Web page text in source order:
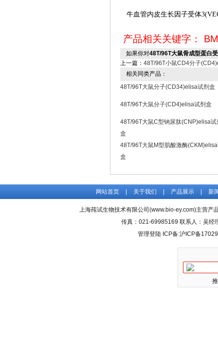
牛血管内皮生长因子受体
产品相关关键字：
如果你对48T/96T大鼠骨成型蛋白
上一篇： 48T/96T小鼠CD4分子
相关同类产品：
48T/96T大鼠分子(CD34)elisa试剂盒
48T/96T大鼠分子(CD4)elisa试剂盒
48T/96T大鼠C型钠尿肽(CNP)elisa试
盒
48T/96T大鼠M型肌酸激酶
盒
网站首页 关于我们 产品展示 新
上海莼试生物技术有限公司(www.bio-ey.com)主营产
传真：021-69985169 联系人：吴经
管理登陆 ICP备:沪ICP备